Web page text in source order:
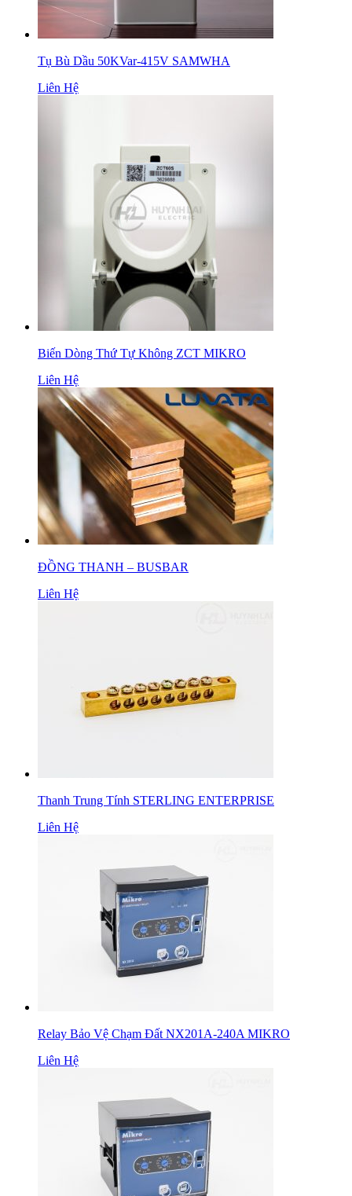
Tụ Bù Dầu 50KVar-415V SAMWHA
Liên Hệ
Biến Dòng Thứ Tự Không ZCT MIKRO
Liên Hệ
ĐỒNG THANH – BUSBAR
Liên Hệ
Thanh Trung Tính STERLING ENTERPRISE
Liên Hệ
Relay Bảo Vệ Chạm Đất NX201A-240A MIKRO
Liên Hệ